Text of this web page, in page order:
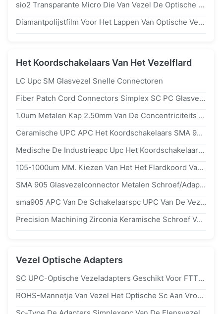
sio2 Transparante Micro Die Van Vezel De Optische Oppoetsende Hulpmiddelen Minder Filmkras Omwikkelen Die Oppoetsen
Diamantpolijstfilm Voor Het Lappen Van Optische Vezel Patchkabelkabel
Het Koordschakelaars Van Het Vezelflard
LC Upc SM Glasvezel Snelle Connectoren
Fiber Patch Cord Connectors Simplex SC PC Glasvezelconnectoren Ontworpen Voor FTTH 2.0mm En 3.0mm Kabels Met Duurzame Materialen
1.0um Metalen Kap 2.50mm Van De Concentriciteits Multimode Optische Vezel PC-Type Voor Vezelschakelaars
Ceramische UPC APC Het Koordschakelaars SMA 905 Van Het Vezelflard Lage SGS Van Het Toevoegingsverlies
Medische De Industrieapc Upc Het Koordschakelaars Van Het Vezelflard Met Metaalmetalen Kap
105-1000um MM. Kiezen Van Het Het Flardkoord Van De Wijzevezel De schakelaarssma905 Antimoeheid Uit
SMA 905 Glasvezelconnector Metalen Schroef/Adapter Voor 200um 300um 400um 600um Pleistersnoer
sma905 APC Van De Schakelaarspc UPC Van De Vezel Optische Kabel Poolse Metaalmetalen Kap
Precision Machining Zirconia Keramische Schroef Voor Verbinding Met Glasvezelkabel
Vezel Optische Adapters
SC UPC-Optische Vezeladapters Geschikt Voor FTTH-Simplex-Optische Netwerken Die Een Gemakkelijke Installatie En Veilige Verbindingen Bieden
ROHS-Mannetje Van Vezel Het Optische Sc Aan Vrouwelijke De Adapterkoppeling Van Lc Voor Gegevenstransmissie